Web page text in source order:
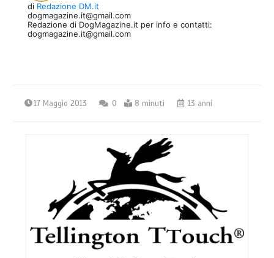
di Redazione DM.it
dogmagazine.it@gmail.com
Redazione di DogMagazine.it per info e contatti:
dogmagazine.it@gmail.com
17 Maggio 2013 0 8 minuti 13 anni